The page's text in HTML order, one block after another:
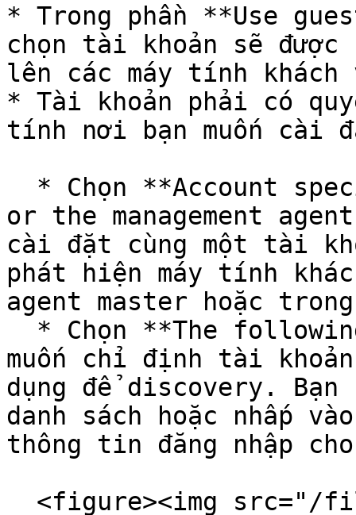
* Trong phần **Use
chọn tài khoản sẽ
lên các máy tính
* Tài khoản phải có
tính nơi bạn muốn cài
or the management
cài đặt cùng một tài
phát hiện máy tính
agent master hoặc
muốn chỉ định tài
dụng để discovery.
danh sách hoặc nhấp
thông tin đăng nhập